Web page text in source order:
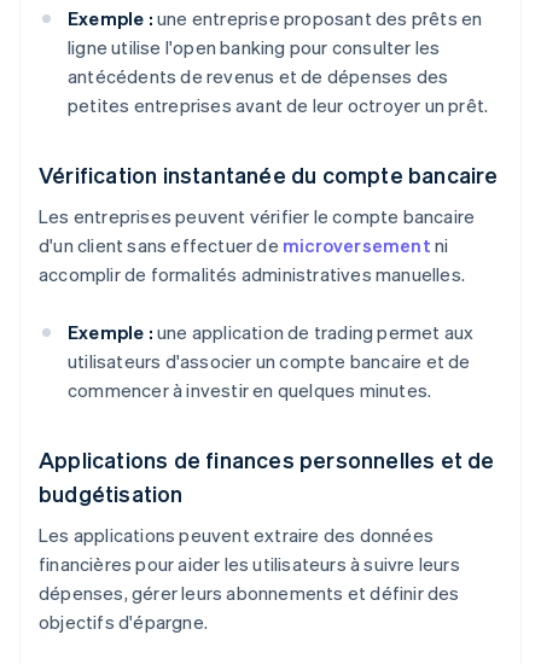
Exemple : une entreprise proposant des prêts en
ligne utilise l'open banking pour consulter les
antécédents de revenus et de dépenses des
petites entreprises avant de leur octroyer un prêt.
Vérification instantanée du compte bancaire
Les entreprises peuvent vérifier le compte bancaire
d'un client sans effectuer de microversement ni
accomplir de formalités administratives manuelles.
Exemple : une application de trading permet aux
utilisateurs d'associer un compte bancaire et de
commencer à investir en quelques minutes.
Applications de finances personnelles et de
budgétisation
Les applications peuvent extraire des données
financières pour aider les utilisateurs à suivre leurs
dépenses, gérer leurs abonnements et définir des
objectifs d'épargne.